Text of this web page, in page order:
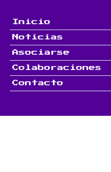
contenido
Inicio
Noticias
Asociarse
Colaboraciones
Contacto